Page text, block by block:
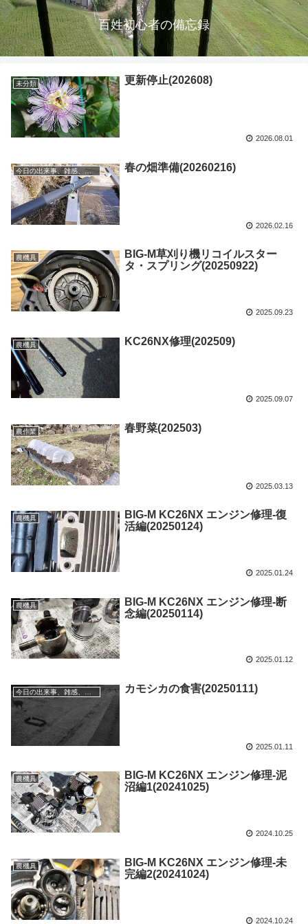
百姓初心者の備忘録
未分類 更新停止(202608)
2026.08.01
今日の出来事、雑感、状況 春の畑準備(20260216)
2026.02.16
農機具
BIG-M草刈り機リコイルスター
タ・スプリング(20250922)
2025.09.23
農機具 KC26NX修理(202509)
2025.09.07
農作業 春野菜(202503)
2025.03.13
農機具
BIG-M KC26NX エンジン修理-復
活編(20250124)
2025.01.24
農機具
BIG-M KC26NX エンジン修理-断
念編(20250114)
2025.01.12
カモシカの食害(20250111)
2025.01.11
農機具
BIG-M KC26NX エンジン修理-泥
沼編1(20241025)
2024.10.25
農機具
BIG-M KC26NX エンジン修理-未
完編2(20241024)
2024.10.24